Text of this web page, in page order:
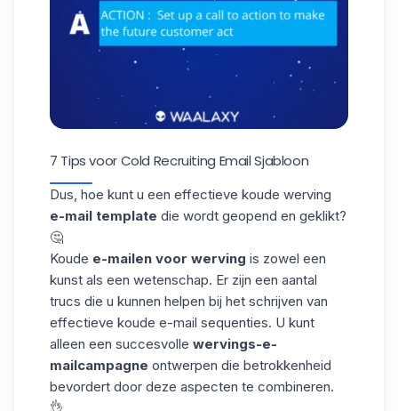
7 Tips voor Cold Recruiting Email Sjabloon
Dus, hoe kunt u een effectieve koude werving
e-mail template die wordt geopend en geklikt?
🤔
Koude e-mailen voor werving is zowel een
kunst als een wetenschap. Er zijn een aantal
trucs die u kunnen helpen bij het schrijven van
effectieve koude e-mail sequenties. U kunt
alleen een succesvolle wervings-e-
mailcampagne ontwerpen die betrokkenheid
bevordert door deze aspecten te combineren.